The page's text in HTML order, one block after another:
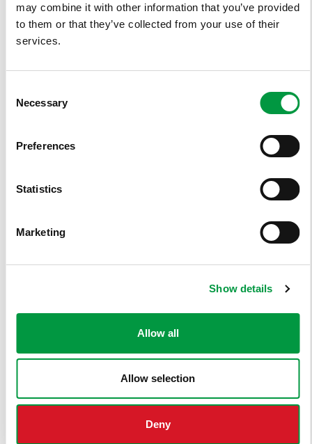
may combine it with other information that you’ve provided
to them or that they’ve collected from your use of their
services.
Selection
Necessary
Preferences
Statistics
Marketing
Show details
Allow all
Allow selection
Deny
Åpne/Last ned
HUNTONIT PROFF
BREEAM NOR v6.0 Hea 02 Egendeklarasjon
HUNTONIT PROFF